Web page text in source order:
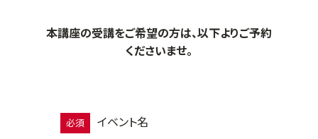
本講座の受講をご希望の方は、以下よりご予約
くださいませ。
必須
イベント名